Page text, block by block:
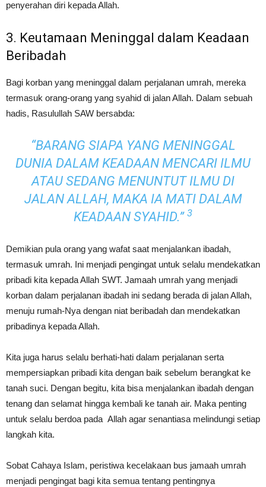
penyerahan diri kepada Allah.
3. Keutamaan Meninggal dalam Keadaan
Beribadah
Bagi korban yang meninggal dalam perjalanan umrah, mereka
termasuk orang-orang yang syahid di jalan Allah. Dalam sebuah
hadis, Rasulullah SAW bersabda:
“BARANG SIAPA YANG MENINGGAL
DUNIA DALAM KEADAAN MENCARI ILMU
ATAU SEDANG MENUNTUT ILMU DI
JALAN ALLAH, MAKA IA MATI DALAM
KEADAAN SYAHID.” 3
Demikian pula orang yang wafat saat menjalankan ibadah,
termasuk umrah. Ini menjadi pengingat untuk selalu mendekatkan
pribadi kita kepada Allah SWT. Jamaah umrah yang menjadi
korban dalam perjalanan ibadah ini sedang berada di jalan Allah,
menuju rumah-Nya dengan niat beribadah dan mendekatkan
pribadinya kepada Allah.
Kita juga harus selalu berhati-hati dalam perjalanan serta
mempersiapkan pribadi kita dengan baik sebelum berangkat ke
tanah suci. Dengan begitu, kita bisa menjalankan ibadah dengan
tenang dan selamat hingga kembali ke tanah air. Maka penting
untuk selalu berdoa pada Allah agar senantiasa melindungi setiap
langkah kita.
Sobat Cahaya Islam, peristiwa kecelakaan bus jamaah umrah
menjadi pengingat bagi kita semua tentang pentingnya